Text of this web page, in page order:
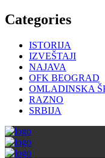
Categories
ISTORIJA
IZVEŠTAJI
NAJAVA
OFK BEOGRAD
OMLADINSKA
RAZNO
SRBIJA